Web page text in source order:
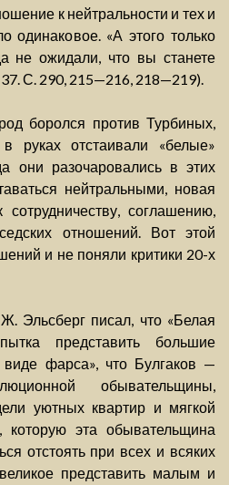
к нейтральности и тех и
одинаковое. «А этого только
не ожидали, что вы станете
С. 290, 215—216, 218—219).
боролся против Турбиных,
руках отстаивали «белые»
они разочаровались в этих
нейтральными, новая
соглашению,
отношений. Вот этой
и не поняли критики 20-х
Эльсберг писал, что «Белая
представить большие
виде фарса», что Булгаков —
обывательщины,
уютных квартир и мягкой
эта обывательщина
отстоять при всех и всяких
представить малым и